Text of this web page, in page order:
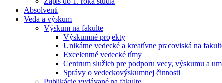
Absolventi
Veda a výskum
Výskum na fakulte
Výskumné projekty
Unikátne vedecké a kreatívne pracoviská na
Excelentné vedecké tímy
Centrum služieb pre podporu vedy, výskumu a
Správy o vedeckovýskumnej činnosti
Publikácie vydávané na fakulte